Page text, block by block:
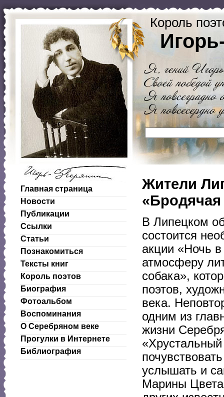
Король
Главная страница
Новости
Публикации
Ссылки
Статьи
Познакомиться
Тексты книг
Король поэтов
Биография
Фотоальбом
Воспоминания
О Серебряном веке
Прогулки в Интернете
Библиография
Жители
«Бродячая
В Липецком
состоится
акции «Ночь
атмосферу
собака»,
поэтов,
века.
одним из
жизни
«Хрустальный
услышать и
Марины